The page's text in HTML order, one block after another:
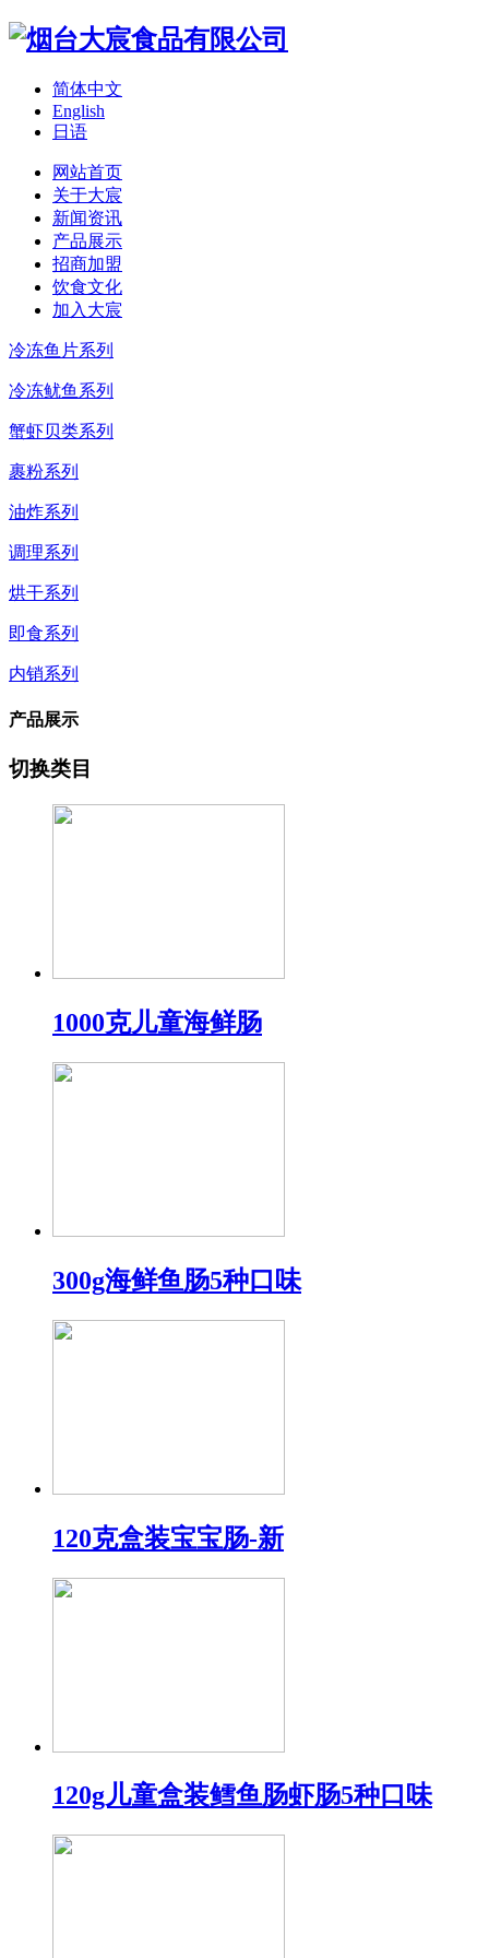
简体中文
English
日语
网站首页
关于大宸
新闻资讯
产品展示
招商加盟
饮食文化
加入大宸
冷冻鱼片系列
冷冻鱿鱼系列
蟹虾贝类系列
裹粉系列
油炸系列
调理系列
烘干系列
即食系列
内销系列
产品展示
切换类目
1000克儿童海鲜肠
300g海鲜鱼肠5种口味
120克盒装宝宝肠-新
120g儿童盒装鳕鱼肠虾肠5种口味